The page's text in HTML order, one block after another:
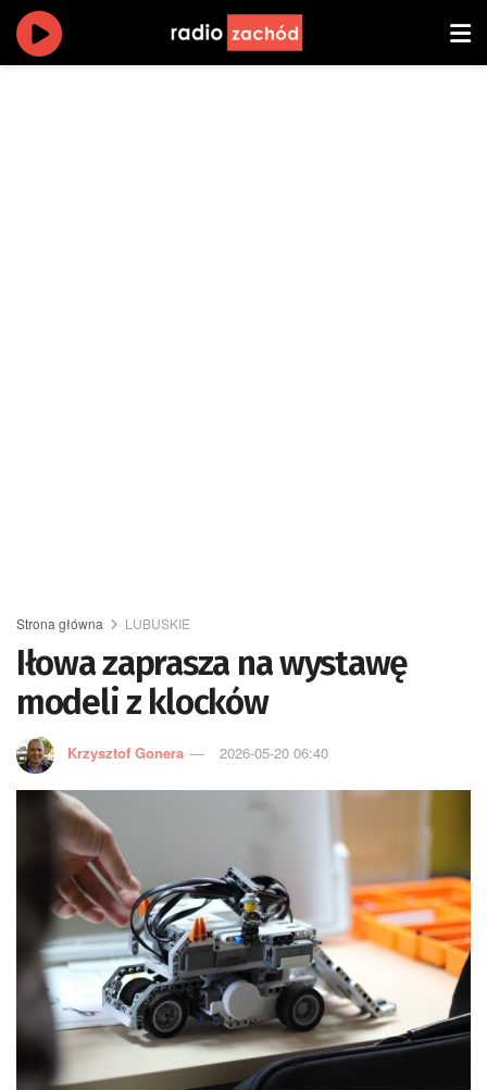
Strona główna LUBUSKIE
Iłowa zaprasza na wystawę
modeli z klocków
Krzysztof Gonera 2026-05-20 06:40